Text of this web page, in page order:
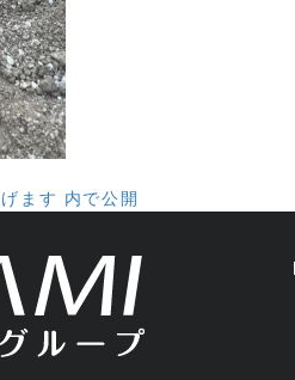
ます 内で公開